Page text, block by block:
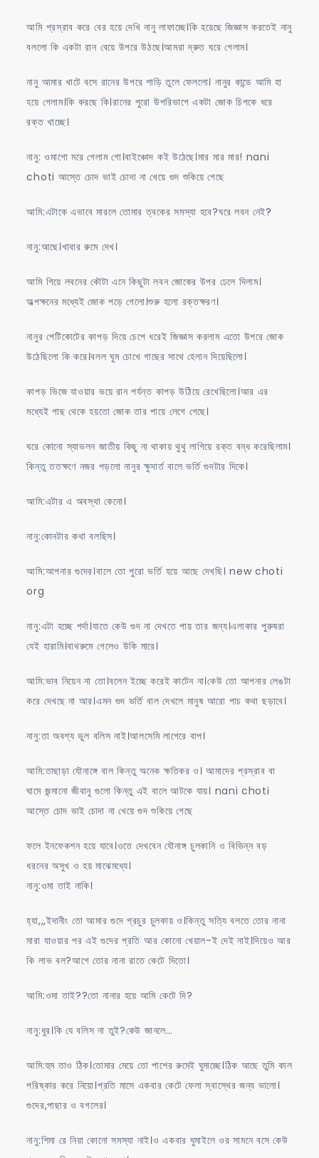
আমি প্রস্রাব করে বের হয়ে দেখি নানু লাফাচ্ছে।কি হয়েছে জিজ্ঞাস করতেই নানু
বললো কি একটা রান বেয়ে উপরে উঠছে।আমরা দ্রুত ঘরে গেলাম।
নানু আমার খাটে বসে রানের উপরে শাড়ি তুলে ফেললো। নানুর কান্ডে আমি হা
হয়ে গেলাম।কি করছে কি।রানের পুরো উপরিভাগে একটা জোক চিপকে ধরে
রক্ত খাচ্ছে।
নানু: ওমাগো মরে গেলাম গো।বাইঞ্চোদ কই উঠেছে।মার মার মার! nani
choti আস্তে চোদ ভাই চোদা না খেয়ে গুদ শুকিয়ে গেছে
আমি:এটাকে এভাবে মারলে তোমার ত্বকের সমস্যা হবে?ঘরে লবন নেই?
নানু:আছে।খাবার রুমে দেখ।
আমি গিয়ে লবনের কৌটা এনে কিছুটা লবন জোকের উপর ঢেলে দিলাম।
অল্পক্ষনের মধ্যেই জোক পড়ে গেলো।শুরু হলো রক্তক্ষরণ।
নানুর পেটিকোটের কাপড় দিয়ে চেপে ধরেই জিজ্ঞাস করলাম এতো উপরে জোক
উঠেছিলো কি করে।বলল ঘুম চোখে গাছের সাথে হেলান দিয়েছিলো।
কাপড় ভিজে যাওয়ার ভয়ে রান পর্যন্ত কাপড় উঠিয়ে রেখেছিলো।আর এর
মধ্যেই গাছ থেকে হয়তো জোক তার পায়ে লেগে গেছে।
ঘরে কোনো স্যাভলন জাতীয় কিছু না থাকায় থুথু লাগিয়ে রক্ত বন্ধ করেছিলাম।
কিন্তু ততক্ষণে নজর পড়লো নানুর ক্ষুদার্ত বালে ভর্তি গুদটার দিকে।
আমি:এটার এ অবস্থা কেনো।
নানু:কোনটার কথা বলছিস।
আমি:আপনার গুদের।বালে তো পুরো ভর্তি হয়ে আছে দেখছি। new choti
org
নানু:এটা হচ্ছে পর্দা।যাতে কেউ গুদ না দেখতে পায় তার জন্য।এলাকার পুরুষরা
যেই হারামি।বাথরুমে গেলেও উকি মারে।
আমি:ভাব নিয়েন না তো।বলেন ইচ্ছে করেই কাটেন না।কেউ তো আপনার লেঙটা
করে দেখছে না আর।এমন গুদ ভর্তি বাল দেখলে মানুষ আরো পাচ কথা ছড়াবে।
নানু:তা অবশ্য ভুল বলিস নাই।আলসেমি লাগেরে বাপ।
আমি:তাছাড়া যৌনাঙ্গে বাল কিন্তু অনেক ক্ষতিকর ও। আমাদের প্রস্রাব বা
ঘামে জন্মানো জীবানু গুলো কিন্তু এই বালে আটকে যায়। nani choti
আস্তে চোদ ভাই চোদা না খেয়ে গুদ শুকিয়ে গেছে
ফলে ইনফেকশন হয়ে যাবে।ওতে দেখবেন যৌনাঙ্গ চুলকানি ও বিভিন্ন বড়
ধরনের অসুখ ও হয় মাঝেমধ্যে।
নানু:ওমা তাই নাকি।
হ্যা,,,ইদানীং তো আমার গুদে প্রচুর চুলকায় ও।কিন্তু সত্যি বলতে তোর নানা
মারা যাওয়ার পর এই গুদের প্রতি আর কোনো খেয়াল-ই দেই নাই।দিয়েও আর
কি লাভ বল?আগে তোর নানা রাতে কেটে দিতো।
আমি:ওমা তাই??তো নানার হয়ে আমি কেটে দি?
নানু:ধুর।কি যে বলিস না তুই?কেউ জানলে…
আমি:হুম তাও ঠিক।তোমার মেয়ে তো পাশের রুমেই ঘুমাচ্ছে।ঠিক আছে তুমি কাল
পরিষ্কার করে নিয়ো।প্রতি মাসে একবার কেটে ফেলা স্বাস্থের জন্য ভালো।
গুদের,পাছার ও বগলের।
নানু:শিমা রে নিয়া কোনো সমস্যা নাই।ও একবার ঘুমাইলে ওর সামনে বসে কেউ